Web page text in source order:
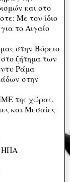
και στο
Με τον ίδιο
το Αιγαίο
στην Βόρειο
στο ζήτημα των
Ράμα
στην
της χώρας,
και Μεσαίες
ΗΠΑ